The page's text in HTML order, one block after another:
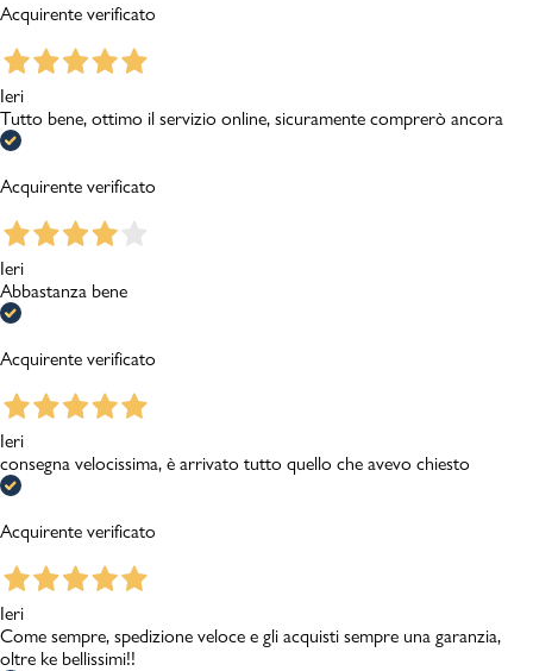
Acquirente verificato
Ieri
Tutto bene, ottimo il servizio online, sicuramente comprerò ancora
Acquirente verificato
Ieri
Abbastanza bene
Acquirente verificato
Ieri
consegna velocissima, è arrivato tutto quello che avevo chiesto
Acquirente verificato
Ieri
Come sempre, spedizione veloce e gli acquisti sempre una garanzia,
oltre ke bellissimi!!